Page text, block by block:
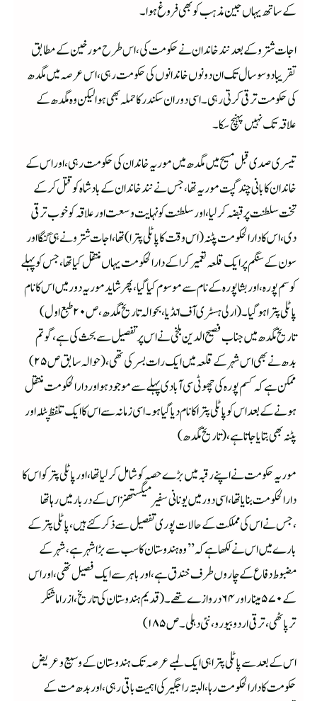
کے ساتھ یہاں جین مذہب کو بھی فروغ ہوا ۔
اجات شترو کے بعد نند خاندان نے حکومت کی ،اس طرح مورخین کے مطابق
تقریبا دو سو سال تک ان دونوں خاندانوں کی حکومت رہی ،اس عرصہ میں مگدھ
کی حکومت ترقی کرتی رہی ۔اسی دوران سکندر کا حملہ بھی ہوا لیکن وہ مگدھ کے
علاقہ تک نہیں پہنچ سکا ۔
تیسری صدی قبل مسیح میں مگدھ میں موریہ خاندان کی حکومت رہی ،اور اس کے
خاندان کا بانی چند گپت موریہ تھا ،جس نے نند خاندان کے بادشاہ کو قتل کرکے
تخت سلطنت پر قبضہ کرلیا ،اور سلطنت کو نہایت وسعت اور علاقہ کو خوب ترقی
دی ،اس کا دارالحکومت پٹنہ (اس وقت کا پاٹلی پترا ) تھا ،اجات شترو نے ہی گنگا اور
سون کے سنگم پر ایک قلعہ تعمیر کراکے دارالحکومت یہاں منتقل کیا تھا ،جس کو پہلے
کوسم پورہ ،اور بشاپورہ کے نام سے موسوم کیا گیا ،پھر شاید موریہ دور میں اس کا نام
پاٹلی پترا ہوگیا ۔(ارلی ہسٹری آف انڈیا ،بحوالہ تاریخ مگدھ ،ص ۲۰ طبع اول)
تاریخ مگدھ میں جناب فصیح الدین بلخی نے اس پر تفصیل سے بحث کی ہے ،گوتم
بدھ نے بھی اس شہر کے قلعہ میں ایک رات بسر کی تھی ،(حوالہ سابق ص ۲۵)
ممکن ہے کہ کسم پورہ کی چھوٹی سی آبادی پہلے سے موجودہو اور دارالحکومت منتقل
ہونے کے بعد اس کو پاٹلی پترا کا نام دیا گیا ہو۔ اسی زمانہ سے اس کا ایک تلفظ پٹلہ اور
پٹنہ بھی بتایا جاتا ہے ،(تاریخ مگدھ)
موریہ حکومت نے اپنے رقبہ میں بڑے حصہ کو شامل کرلیا تھا ،اور پاٹلی پترکو اس کا
دارالحکومت بنایاتھا ،اسی دورمیں یونانی سفیر میگستھنز اس کے دربار میں رہا تھا
،جس نے اس کی مملکت کے حالات پوری تفصیل سے ذکر کئے ہیں ،پاٹلی پتر کے
بارے میں اس نے لکھا ہے کہ ’’وہ ہندوستان کا سب سے بڑا شہر ہے ،شہر کے
مضبوط دفاع کے چاروں طرف خندق ہے ،اور باہر سے ایک فصیل تھی ،اور اس
کے ۵۷۰ مینار اور ۶۴ دروازے تھے ۔(قدیم ہندوستان کی تاریخ،از راما شنکر
ترپاٹھی ،ترقی اردو بیورو،نئی دہلی ۔ص ۱۸۵)
اس کے بعد سے پاٹلی پترا ہی ایک لمبے عرصہ تک ہندوستان کے وسیع وعریض
حکومت کا دارالحکومت رہا ،البتہ راجگیر کی اہمیت باقی رہی ،اور بدھ مت کے